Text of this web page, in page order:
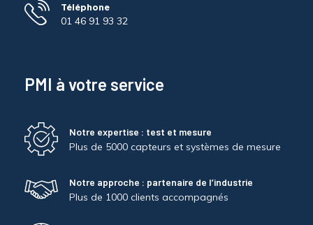
Téléphone
01 46 91 93 32
PMI à votre service
Notre expertise : test et mesure
Plus de 5000 capteurs et systèmes de mesure
Notre approche : partenaire de l’industrie
Plus de 1000 clients accompagnés